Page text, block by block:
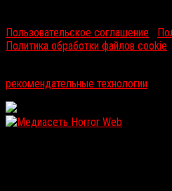
Пользовательское соглашение
Политика обработки файлов cookie
рекомендательные технологии